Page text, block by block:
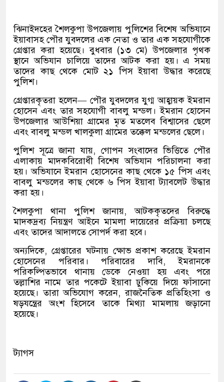
ঝিনাইদহের শৈলকুপা উপজেলায় পুলিশের বিশেষ অভিযানে
ইয়াবাসহ পৌর যুবদলের এক নেতা ও তার এক সহযোগীকে
গ্রেপ্তার করা হয়েছে। বুধবার (১৩ মে) উপজেলার পৃথক
স্থানে অভিযান চালিয়ে তাদের আটক করা হয়। এ সময়
তাদের কাছ থেকে মোট ২১ পিস ইয়াবা উদ্ধার করেছে
পুলিশ।
গ্রেপ্তারকৃতরা হলেন— পৌর যুবদলের যুগ্ম আহ্বায়ক ইমরান
হোসেন এবং তার সহযোগী বাবলু মন্ডল। ইমরান হোসেন
উপজেলার আউশিয়া গ্রামের মৃত মতলেব বিশ্বাসের ছেলে
এবং বাবলু মন্ডল খালকুলা গ্রামের তক্কেল মন্ডলের ছেলে।
পুলিশ সূত্রে জানা যায়, গোপন সংবাদের ভিত্তিতে পৌর
এলাকায় মাদকবিরোধী বিশেষ অভিযান পরিচালনা করা
হয়। অভিযানে ইমরান হোসেনের কাছ থেকে ১৫ পিস এবং
বাবলু মন্ডলের কাছ থেকে ৬ পিস ইয়াবা ট্যাবলেট উদ্ধার
করা হয়।
শৈলকুপা থানা পুলিশ জানায়, আটককৃতদের বিরুদ্ধে
মাদকদ্রব্য নিয়ন্ত্রণ আইনে মামলা দায়েরের প্রক্রিয়া চলছে
এবং তাদের আদালতে সোপর্দ করা হবে।
অন্যদিকে, গ্রেপ্তারের ঘটনায় ক্ষোভ প্রকাশ করেছে ইমরান
হোসেনের পরিবার। পরিবারের দাবি, ইমরানকে
পরিকল্পিতভাবে থানায় ডেকে নেওয়া হয় এবং পরে
তল্লাশির নামে তার পকেটে ইয়াবা ঢুকিয়ে দিয়ে ফাঁসানো
হয়েছে। তারা অভিযোগ করেন, রাজনৈতিক প্রতিহিংসা ও
ষড়যন্ত্রের অংশ হিসেবে তাকে মিথ্যা মামলায় জড়ানো
হয়েছে।
ট্যাগস